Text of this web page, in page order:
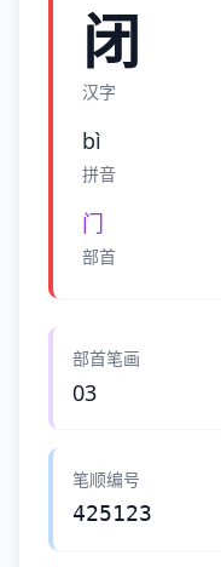
闭
汉字
bì
拼音
门
部首
部首笔画
03
笔顺编号
425123